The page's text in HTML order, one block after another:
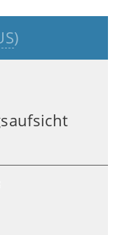
)